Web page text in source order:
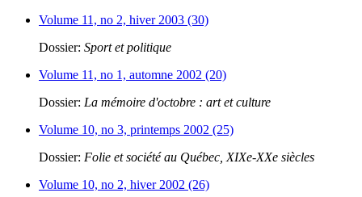
Volume 11, no 2, hiver 2003 (30)
Dossier: Sport et politique
Volume 11, no 1, automne 2002 (20)
Dossier: La mémoire d'octobre : art et culture
Volume 10, no 3, printemps 2002 (25)
Dossier: Folie et société au Québec, XIXe-XXe siècles
Volume 10, no 2, hiver 2002 (26)